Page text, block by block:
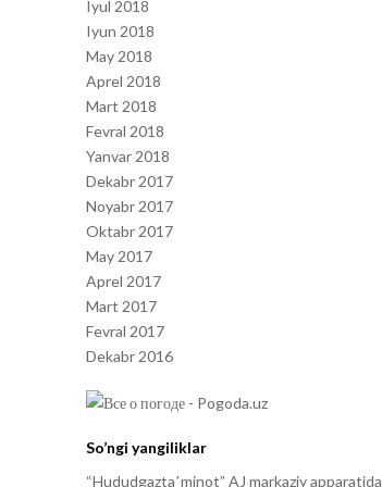
Iyul 2018
Iyun 2018
May 2018
Aprel 2018
Mart 2018
Fevral 2018
Yanvar 2018
Dekabr 2017
Noyabr 2017
Oktabr 2017
May 2017
Aprel 2017
Mart 2017
Fevral 2017
Dekabr 2016
So’ngi yangiliklar
“Hududgaztaʼminot” AJ markaziy apparatida